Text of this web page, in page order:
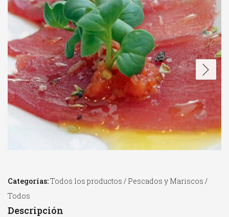
Categorías:Todos los productos / Pescados y Mariscos /
Todos
Descripción